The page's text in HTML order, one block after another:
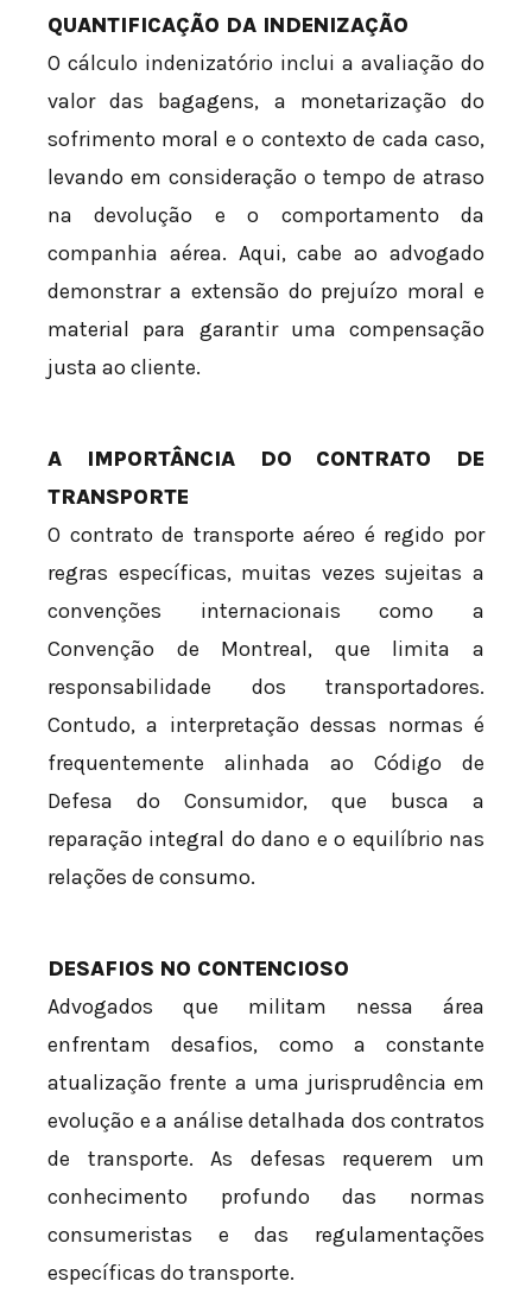
QUANTIFICAÇÃO DA INDENIZAÇÃO
O cálculo indenizatório inclui a avaliação do
valor das bagagens, a monetarização do
sofrimento moral e o contexto de cada caso,
levando em consideração o tempo de atraso
na devolução e o comportamento da
companhia aérea. Aqui, cabe ao advogado
demonstrar a extensão do prejuízo moral e
material para garantir uma compensação
justa ao cliente.
A IMPORTÂNCIA DO CONTRATO DE
TRANSPORTE
O contrato de transporte aéreo é regido por
regras específicas, muitas vezes sujeitas a
convenções internacionais como a
Convenção de Montreal, que limita a
responsabilidade dos transportadores.
Contudo, a interpretação dessas normas é
frequentemente alinhada ao Código de
Defesa do Consumidor, que busca a
reparação integral do dano e o equilíbrio nas
relações de consumo.
DESAFIOS NO CONTENCIOSO
Advogados que militam nessa área
enfrentam desafios, como a constante
atualização frente a uma jurisprudência em
evolução e a análise detalhada dos contratos
de transporte. As defesas requerem um
conhecimento profundo das normas
consumeristas e das regulamentações
específicas do transporte.